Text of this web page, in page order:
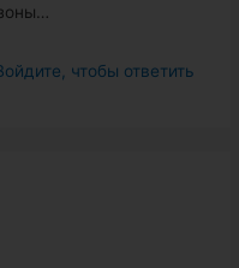
чтобы ответить